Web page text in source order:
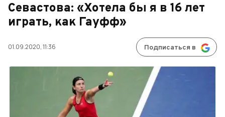
Севастова: «Хотела бы я в 16 лет
играть, как Гауфф»
01.09.2020, 11:36 Подписаться в